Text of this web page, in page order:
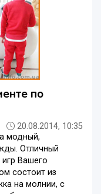
по
20.08.2014, 10:35
модный,
Отличный
Вашего
состоит из
на молнии, с